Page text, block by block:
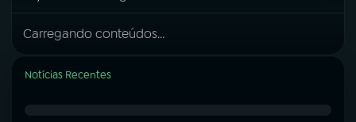
Carregando conteúdos...
Notícias Recentes